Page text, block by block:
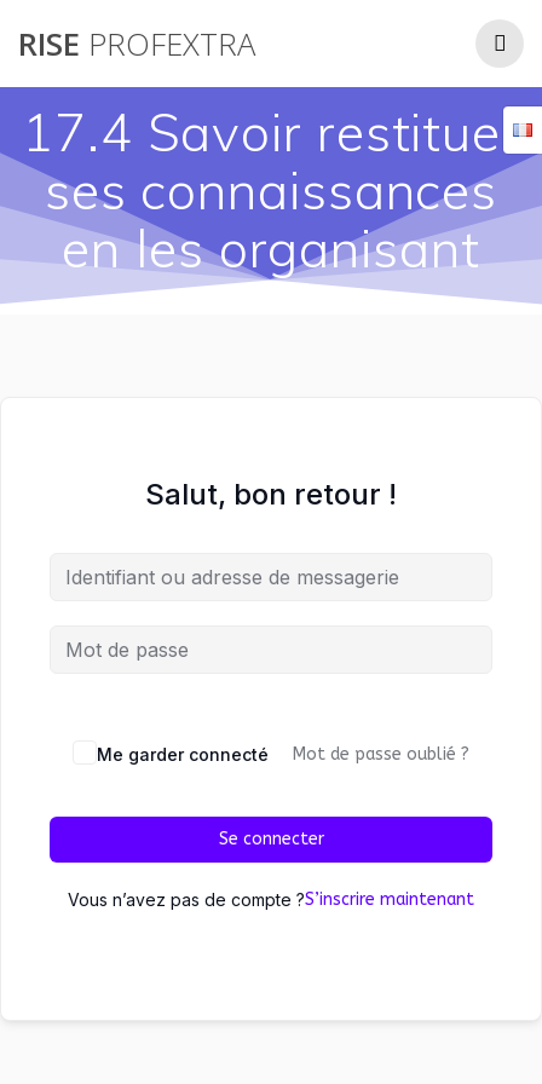
RISE PROFEXTRA
17.4 Savoir restituer
ses connaissances
en les organisant
Salut, bon retour !
Me garder connecté Mot de passe oublié ?
Se connecter
Vous n’avez pas de compte ?S’inscrire maintenant